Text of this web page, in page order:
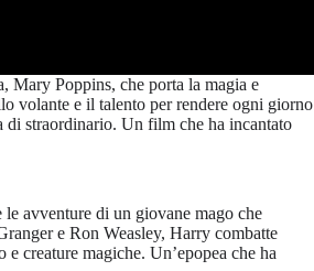
Mary Poppins, che porta la magia e
volante e il talento per rendere ogni giorno
di straordinario. Un film che ha incantato
avventure di un giovane mago che
e Ron Weasley, Harry combatte
creature magiche. Un’epopea che ha